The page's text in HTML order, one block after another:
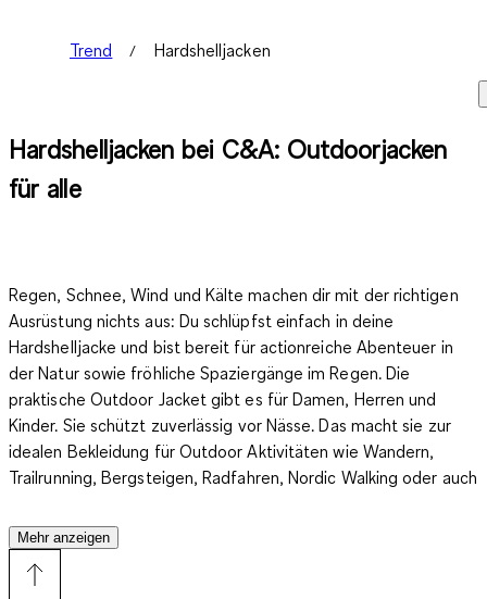
Trend Hardshelljacken
Hardshelljacken bei C&A: Outdoorjacken
für alle
Regen, Schnee, Wind und Kälte machen dir mit der richtigen
Ausrüstung nichts aus: Du schlüpfst einfach in deine
Hardshelljacke und bist bereit für actionreiche Abenteuer in
der Natur sowie fröhliche Spaziergänge im Regen. Die
praktische Outdoor Jacket gibt es für Damen, Herren und
Kinder. Sie schützt zuverlässig vor Nässe.Das macht sie zur
idealen Bekleidung für Outdoor Aktivitäten wie Wandern,
Trailrunning, Bergsteigen, Radfahren, Nordic Walking oder auch
Jacken aus Shell durch stilvolle Designs. Für Damen stehen zum
Beispiel taillierte Modelle zur Verfügung, die eine feminine
Silhouette zaubern. Herren bevorzugen oftmals gerade
Mehr anzeigen